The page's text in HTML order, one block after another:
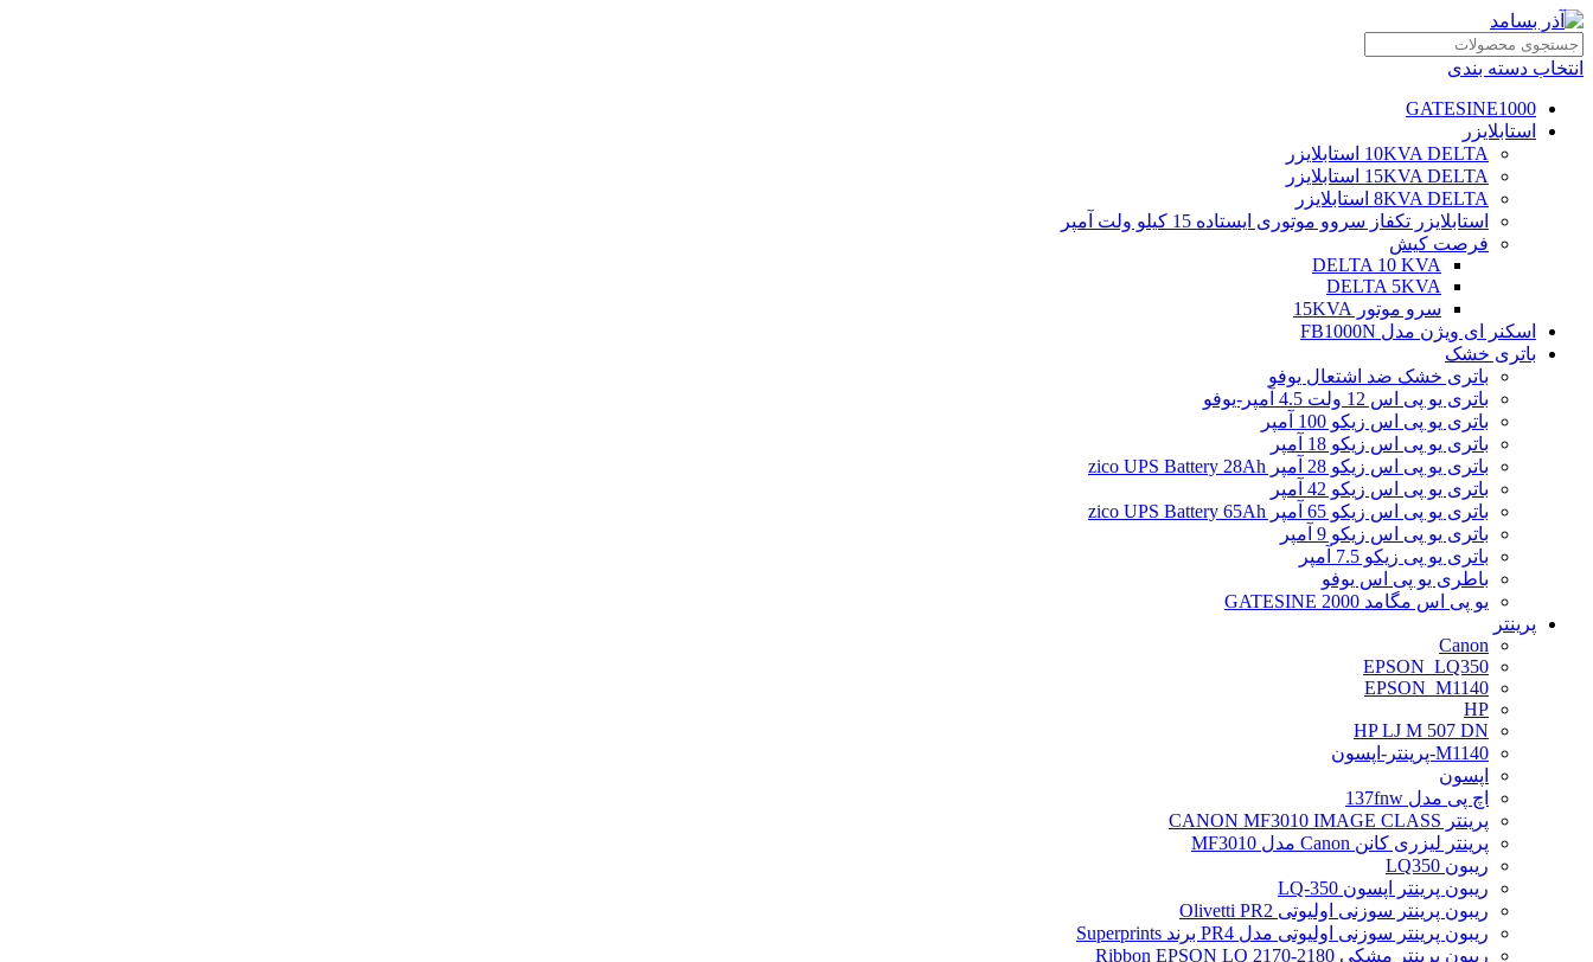
انتخاب دسته بندی
GATESINE1000
استابلایزر
10KVA DELTA استابلایزر
15KVA DELTA استابلایزر
8KVA DELTA استابلایزر
استابلایزر تکفاز سروو موتوری ایستاده 15 کیلو ولت آمپر
فرصت کیش
DELTA 10 KVA
DELTA 5KVA
سرو موتور 15KVA
اسکنر ای ویژن مدل FB1000N
باتری خشک
باتری خشک ضد اشتعال یوفو
باتری یو پی اس 12 ولت 4.5 آمپر-یوفو
باتری یو پی اس زیکو 100 آمپر
باتری یو پی اس زیکو 18 آمپر
باتری یو پی اس زیکو 28 آمپر zico UPS Battery 28Ah
باتری یو پی اس زیکو 42 آمپر
باتری یو پی اس زیکو 65 آمپر zico UPS Battery 65Ah
باتری یو پی اس زیکو 9 آمپر
باتری یو پی زیکو 7.5 آمپر
باطری یو پی اس یوفو
یو پی اس مگامد GATESINE 2000
پرینتر
Canon
EPSON_LQ350
EPSON_M1140
HP
HP LJ M 507 DN
M1140-پرینتر-اپسون
اپسون
اچ پی مدل 137fnw
پرینتر CANON MF3010 IMAGE CLASS
پرینتر لیزری کانن Canon مدل MF3010
ریبون LQ350
ریبون پرینتر اپسون LQ-350
ریبون پرینتر سوزنی اولیوتی Olivetti PR2
ریبون پرینتر سوزنی اولیوتی مدل PR4 برند Superprints
ریبون پرینتر مشکی Ribbon EPSON LQ 2170-2180